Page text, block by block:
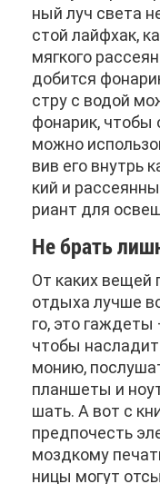
ный луч све­та
стой лай­фх­ак,
мяг­ко­го
до­бит­ся
стру с во­дой
фо­на­рик, что­бы
мож­но
вив его внутрь
кий и
ри­ант для
Не брать
От ка­ких ве­щей
от­ды­ха луч­ше
го, это
что­бы
мо­нию,
план­ше­ты и
шать. А вот с
пред­по­честь
мозд­ко­му
ни­цы мо­гут